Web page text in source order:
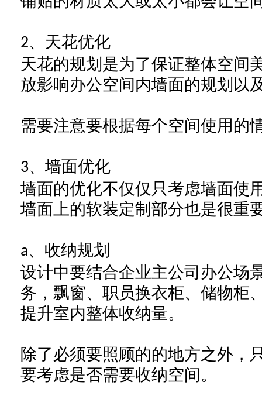
2、天花优化
天花的规划是为了保证整体空间
放影响办公空间内墙面的规划以
需要注意要根据每个空间使用的
3、墙面优化
墙面的优化不仅仅只考虑墙面使
墙面上的软装定制部分也是很重
a、收纳规划
设计中要结合企业主公司办公场
务，飘窗、 职员换衣柜、储物柜
提升室内整体收纳量。
除了必须要照顾的的地方之外，
要考虑是否需要收纳空间。